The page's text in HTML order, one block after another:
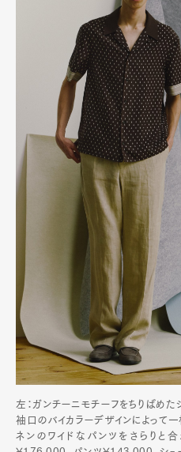
左：ガンチーニモチーフをちりばめた
袖口のバイカラーデザインによって
ネンのワイドなパンツをさらりと